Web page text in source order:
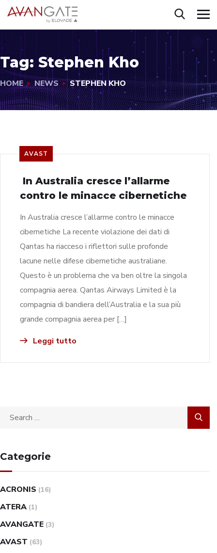
Tag:Stephen Kho
HOME NEWS STEPHEN KHO
AVAST
In Australia cresce l’allarme
contro le minacce cibernetiche
In Australia cresce l’allarme contro le minacce
cibernetiche La recente violazione dei dati di
Qantas ha riacceso i riflettori sulle profonde
lacune nelle difese cibernetiche australiane.
Questo è un problema che va ben oltre la singola
compagnia aerea. Qantas Airways Limited è la
compagnia di bandiera dell’Australia e la sua più
grande compagnia aerea per […]
Leggi tutto
Categorie
ACRONIS (16)
ATERA (1)
AVANGATE (3)
AVAST (63)